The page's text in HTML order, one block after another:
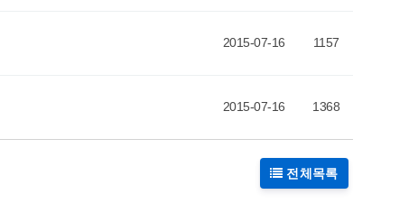
2015-07-16 1157
2015-07-16 1368
전체목록